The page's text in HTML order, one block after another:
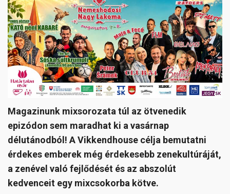
Magazinunk mixsorozata túl az ötvenedik
epizódon sem maradhat ki a vasárnap
délutánodból! A Vikkendhouse célja bemutatni
érdekes emberek még érdekesebb zenekultúráját,
a zenével való fejlődését és az abszolút
kedvenceit egy mixcsokorba kötve.